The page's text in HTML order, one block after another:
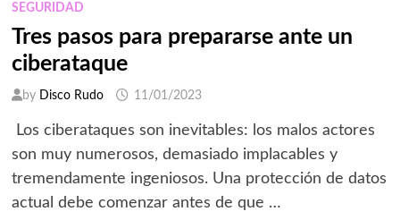
SEGURIDAD
Tres pasos para prepararse ante un
ciberataque
by Disco Rudo 11/01/2023
Los ciberataques son inevitables: los malos actores
son muy numerosos, demasiado implacables y
tremendamente ingeniosos. Una protección de datos
actual debe comenzar antes de que …